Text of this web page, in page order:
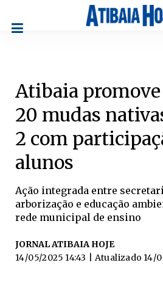
Atibaia
20 mudas
2 com
alunos
Ação integrada entre
arborização e educação
rede municipal de ensino
JORNAL ATIBAIA HOJE
14/05/2025 14:43
| Atualizado 14/